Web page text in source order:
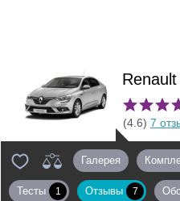
(4.6) 7
Галерея
Тесты 1 Отзывы 7